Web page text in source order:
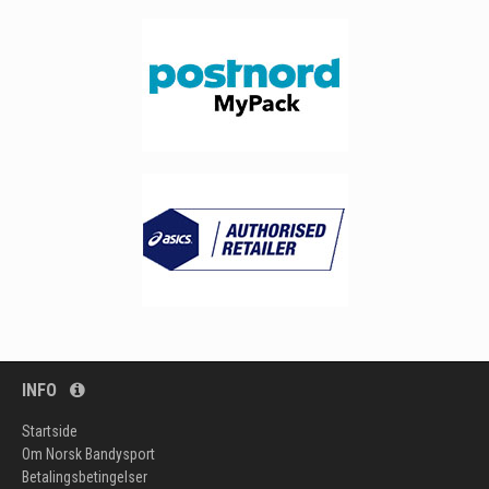
INFO
Startside
Om Norsk Bandysport
Betalingsbetingelser